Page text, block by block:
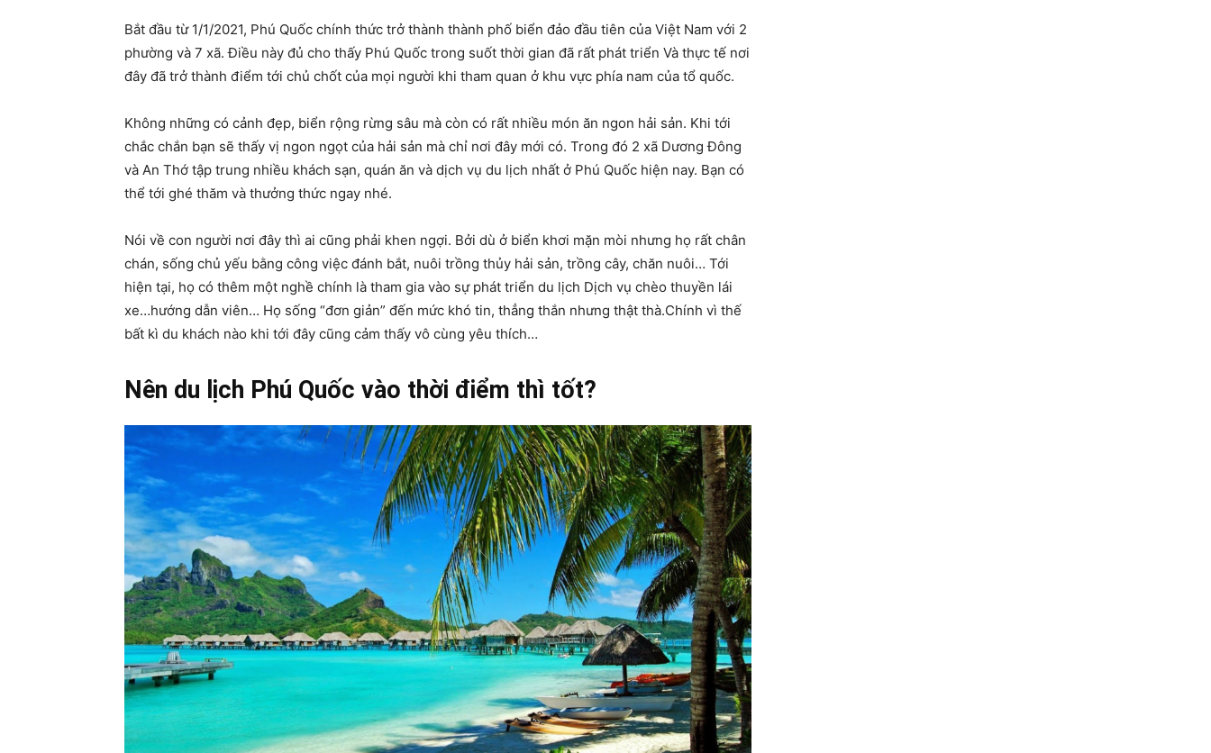
Bắt đầu từ 1/1/2021, Phú Quốc chính thức trở thành thành phố biển đảo đầu tiên của Việt Nam với 2
phường và 7 xã. Điều này đủ cho thấy Phú Quốc trong suốt thời gian đã rất phát triển Và thực tế nơi
đây đã trở thành điểm tới chủ chốt của mọi người khi tham quan ở khu vực phía nam của tổ quốc.
Không những có cảnh đẹp, biển rộng rừng sâu mà còn có rất nhiều món ăn ngon hải sản. Khi tới
chắc chắn bạn sẽ thấy vị ngon ngọt của hải sản mà chỉ nơi đây mới có. Trong đó 2 xã Dương Đông
và An Thớ tập trung nhiều khách sạn, quán ăn và dịch vụ du lịch nhất ở Phú Quốc hiện nay. Bạn có
thể tới ghé thăm và thưởng thức ngay nhé.
Nói về con người nơi đây thì ai cũng phải khen ngợi. Bởi dù ở biển khơi mặn mòi nhưng họ rất chân
chán, sống chủ yếu bằng công việc đánh bắt, nuôi trồng thủy hải sản, trồng cây, chăn nuôi… Tới
hiện tại, họ có thêm một nghề chính là tham gia vào sự phát triển du lịch Dịch vụ chèo thuyền lái
xe…hướng dẫn viên… Họ sống “đơn giản” đến mức khó tin, thẳng thắn nhưng thật thà.Chính vì thế
bất kì du khách nào khi tới đây cũng cảm thấy vô cùng yêu thích…
Nên du lịch Phú Quốc vào thời điểm thì tốt?